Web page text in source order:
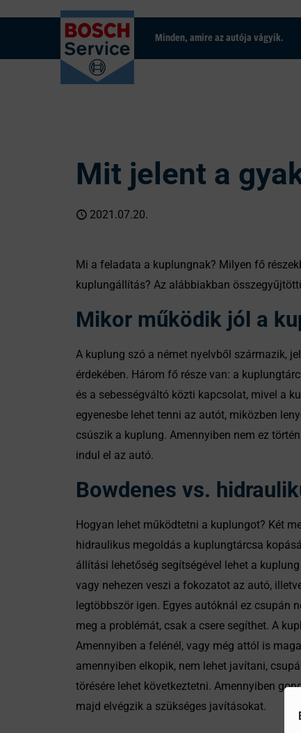
Minden, amire az autója vágyik.
Mit jelent a
2021.07.20.
Mi a feladata a kuplungnak? Milyen fő
kuplungállítás? Az alábbiakban
Mikor működik jól a
A kuplung szó a német nyelvből származik,
érdekében. Három fő része van: a
és a sebességváltó közti kapcsolat, mivel a
egyenesbe lehet tenni az autót, miközben
csúszik a kuplung. Amennyiben nem ez
indul el az autó.
Bowdenes vs.
Hogyan lehet működtetni a kuplungot? Két
hidraulikus megoldás a kuplungtárcsa
állítási lehetőség segítségével lehet a
vagy nehezen veszi a fokozatot az autó,
legtöbbször igen. Egyes autóknál ez csupán
meg a problémát, csak a csere segíthet. A
Amennyiben a felénél, vagy még attól is
amennyiben elkopik, nem lehet javítani,
törésére lehet következtetni. Amennyiben
majd elvégzik a szükséges javításokat.